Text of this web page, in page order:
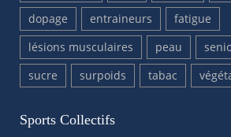
dopage
entraineurs
fatigue
lésions musculaires
peau
sucre
surpoids tabac
Sports Collectifs